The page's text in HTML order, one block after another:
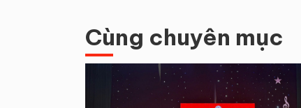
Cùng chuyên mục